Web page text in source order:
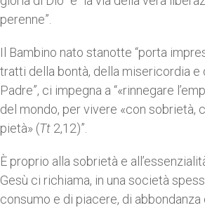
perenne”.
Il Bambino nato stanotte “porta
tratti della bontà, della misericordia e
Padre”, ci impegna a “«rinnegare
del mondo, per vivere «con sobrietà,
pietà» (Tt 2,12)”.
È proprio alla sobrietà e
Gesù ci richiama, in una società
consumo e di piacere, di abbondanza